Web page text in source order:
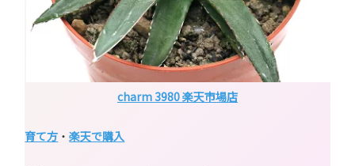
charm 3980 楽天市場店
育て方 ・楽天で購入